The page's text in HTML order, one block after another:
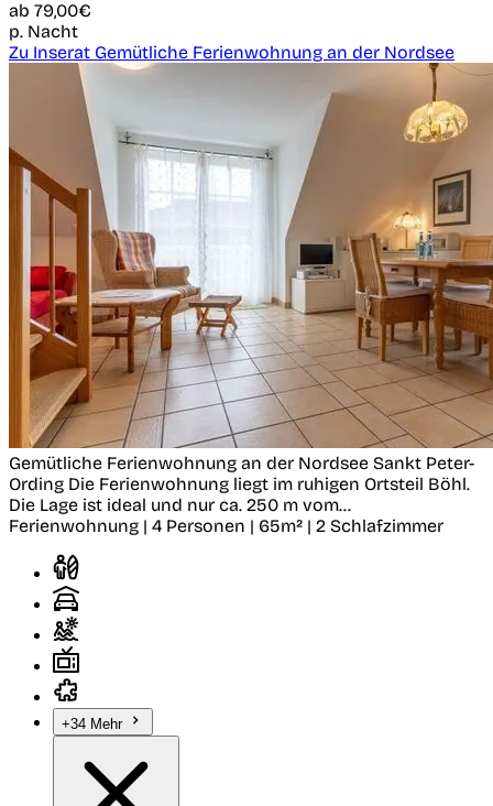
ab 79,00€
p. Nacht
Zu Inserat Gemütliche Ferienwohnung an der Nordsee
Gemütliche Ferienwohnung an der Nordsee Sankt Peter-
Ording Die Ferienwohnung liegt im ruhigen Ortsteil Böhl.
Die Lage ist ideal und nur ca. 250 m vom...
Ferienwohnung | 4 Personen | 65m² | 2 Schlafzimmer
+34 Mehr